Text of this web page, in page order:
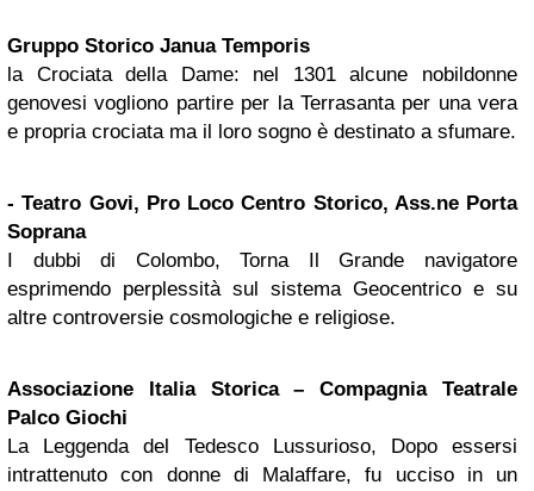
Gruppo Storico Janua Temporis
la Crociata della Dame: nel 1301 alcune nobildonne
genovesi vogliono partire per la Terrasanta per una vera
e propria crociata ma il loro sogno è destinato a sfumare.
- Teatro Govi, Pro Loco Centro Storico, Ass.ne Porta
Soprana
I dubbi di Colombo, Torna Il Grande navigatore
esprimendo perplessità sul sistema Geocentrico e su
altre controversie cosmologiche e religiose.
Associazione Italia Storica – Compagnia Teatrale
Palco Giochi
La Leggenda del Tedesco Lussurioso, Dopo essersi
intrattenuto con donne di Malaffare, fu ucciso in un